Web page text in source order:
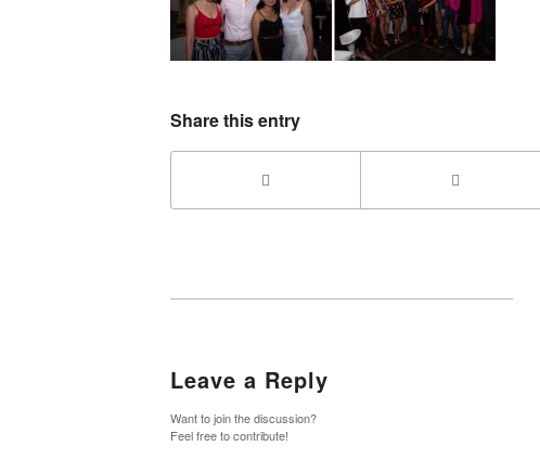
Share this entry
Leave a Reply
Want to join the discussion?
Feel free to contribute!